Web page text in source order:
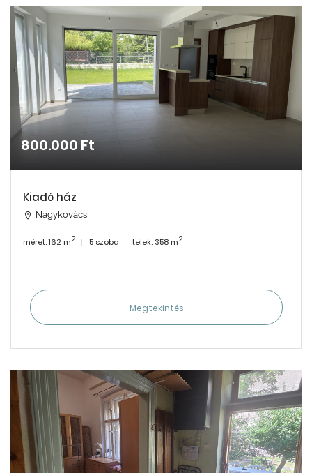
800.000 Ft
Kiadó ház
Nagykovácsi
méret: 162 m2 5 szoba telek: 358 m2
Megtekintés